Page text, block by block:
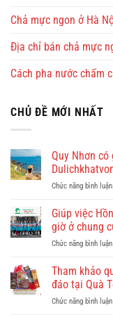
Chả mực ngon ở Hà
Địa chỉ bán chả mực
Cách pha nước chấm
CHỦ ĐỀ MỚI NHẤT
Quy Nhơn
Chức năng bình
Giúp việc
giờ ở chung
Chức năng bình
Tham khảo
đáo tại Quà
Chức năng bình